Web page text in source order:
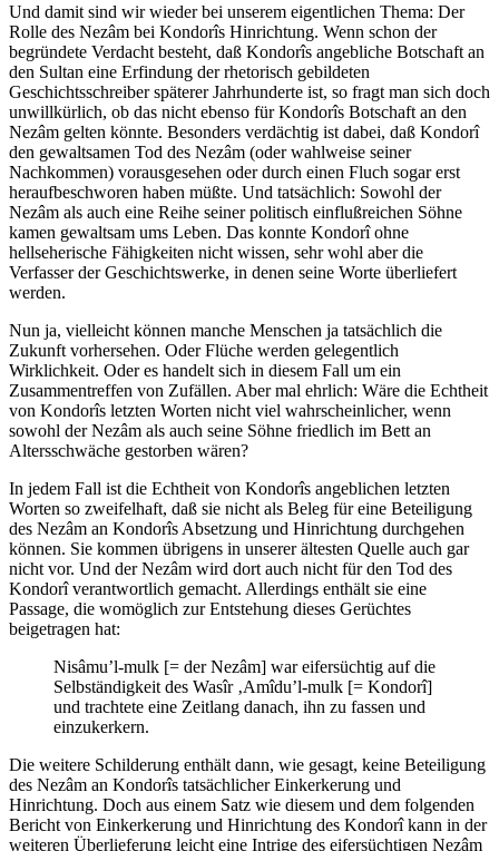
Und damit sind wir wieder bei unserem eigentlichen Thema: Der
Rolle des Nezâm bei Kondorîs Hinrichtung. Wenn schon der
begründete Verdacht besteht, daß Kondorîs angebliche Botschaft an
den Sultan eine Erfindung der rhetorisch gebildeten
Geschichtsschreiber späterer Jahrhunderte ist, so fragt man sich doch
unwillkürlich, ob das nicht ebenso für Kondorîs Botschaft an den
Nezâm gelten könnte. Besonders verdächtig ist dabei, daß Kondorî
den gewaltsamen Tod des Nezâm (oder wahlweise seiner
Nachkommen) vorausgesehen oder durch einen Fluch sogar erst
heraufbeschworen haben müßte. Und tatsächlich: Sowohl der
Nezâm als auch eine Reihe seiner politisch einflußreichen Söhne
kamen gewaltsam ums Leben. Das konnte Kondorî ohne
hellseherische Fähigkeiten nicht wissen, sehr wohl aber die
Verfasser der Geschichtswerke, in denen seine Worte überliefert
werden.
Nun ja, vielleicht können manche Menschen ja tatsächlich die
Zukunft vorhersehen. Oder Flüche werden gelegentlich
Wirklichkeit. Oder es handelt sich in diesem Fall um ein
Zusammentreffen von Zufällen. Aber mal ehrlich: Wäre die Echtheit
von Kondorîs letzten Worten nicht viel wahrscheinlicher, wenn
sowohl der Nezâm als auch seine Söhne friedlich im Bett an
Altersschwäche gestorben wären?
In jedem Fall ist die Echtheit von Kondorîs angeblichen letzten
Worten so zweifelhaft, daß sie nicht als Beleg für eine Beteiligung
des Nezâm an Kondorîs Absetzung und Hinrichtung durchgehen
können. Sie kommen übrigens in unserer ältesten Quelle auch gar
nicht vor. Und der Nezâm wird dort auch nicht für den Tod des
Kondorî verantwortlich gemacht. Allerdings enthält sie eine
Passage, die womöglich zur Entstehung dieses Gerüchtes
beigetragen hat:
Nisâmu’l-mulk [= der Nezâm] war eifersüchtig auf die
Selbständigkeit des Wasîr ‚Amîdu’l-mulk [= Kondorî]
und trachtete eine Zeitlang danach, ihn zu fassen und
einzukerkern.
Die weitere Schilderung enthält dann, wie gesagt, keine Beteiligung
des Nezâm an Kondorîs tatsächlicher Einkerkerung und
Hinrichtung. Doch aus einem Satz wie diesem und dem folgenden
Bericht von Einkerkerung und Hinrichtung des Kondorî kann in der
weiteren Überlieferung leicht eine Intrige des eifersüchtigen Nezâm